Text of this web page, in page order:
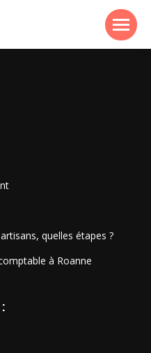
quelles étapes ?
à Roanne